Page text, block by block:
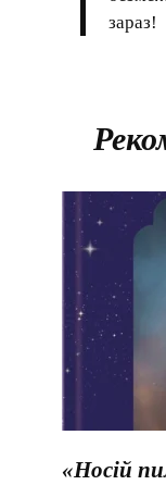
зараз!
«Носій